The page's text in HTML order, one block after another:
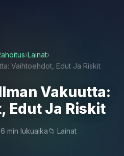
›Lainat›
Vaihtoehdot, Edut Ja Riskit
Vakuutta:
Edut Ja Riskit
min lukuaika📁 Lainat